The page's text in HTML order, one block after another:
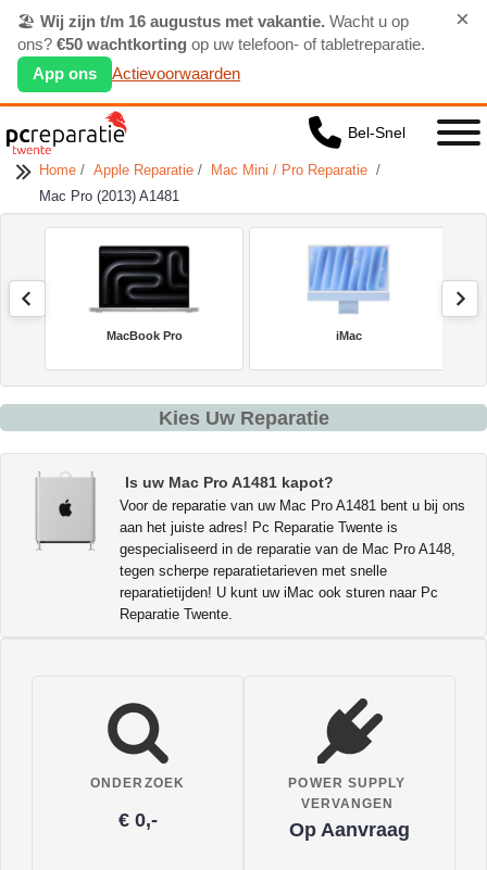
🏖️ Wij zijn t/m 16 augustus met vakantie. Wacht u op
ons? €50 wachtkorting op uw telefoon- of tabletreparatie.
App ons
Actievoorwaarden
×
Bel-Snel
Home / Apple Reparatie / Mac Mini / Pro Reparatie /
Mac Pro (2013) A1481
MacBook Pro iMac
Kies Uw Reparatie
Is uw Mac Pro A1481 kapot?
Voor de reparatie van uw Mac Pro A1481 bent u bij ons
aan het juiste adres! Pc Reparatie Twente is
gespecialiseerd in de reparatie van de Mac Pro A148,
tegen scherpe reparatietarieven met snelle
reparatietijden! U kunt uw iMac ook sturen naar Pc
Reparatie Twente.
ONDERZOEK
€ 0,-
POWER SUPPLY
VERVANGEN
Op Aanvraag